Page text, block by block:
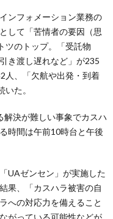
ンフォメーション業務の
して「苦情者の要因（思
ツのトップ。「受託物
き渡し遅れなど」が235
人、「欠航や出発・到着
た。
解決が難しい事象でカスハ
時間は午前10時台と午後
UAゼンセン」が実施した
果、「カスハラ被害の自
への対応力を備えること
がっている可能性などが